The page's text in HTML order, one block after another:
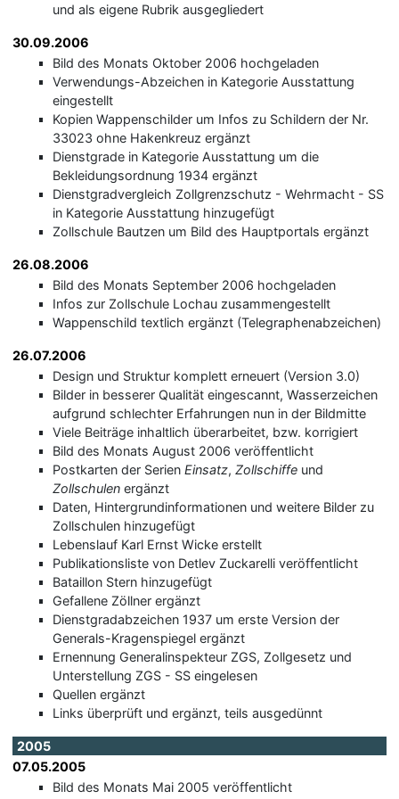
und als eigene Rubrik ausgegliedert
30.09.2006
Bild des Monats Oktober 2006 hochgeladen
Verwendungs-Abzeichen in Kategorie Ausstattung
eingestellt
Kopien Wappenschilder um Infos zu Schildern der Nr.
33023 ohne Hakenkreuz ergänzt
Dienstgrade in Kategorie Ausstattung um die
Bekleidungsordnung 1934 ergänzt
Dienstgradvergleich Zollgrenzschutz - Wehrmacht - SS
in Kategorie Ausstattung hinzugefügt
Zollschule Bautzen um Bild des Hauptportals ergänzt
26.08.2006
Bild des Monats September 2006 hochgeladen
Infos zur Zollschule Lochau zusammengestellt
Wappenschild textlich ergänzt (Telegraphenabzeichen)
26.07.2006
Design und Struktur komplett erneuert (Version 3.0)
Bilder in besserer Qualität eingescannt, Wasserzeichen
aufgrund schlechter Erfahrungen nun in der Bildmitte
Viele Beiträge inhaltlich überarbeitet, bzw. korrigiert
Bild des Monats August 2006 veröffentlicht
Postkarten der SerienEinsatz,Zollschiffe und
Zollschulen ergänzt
Daten, Hintergrundinformationen und weitere Bilder zu
Zollschulen hinzugefügt
Lebenslauf Karl Ernst Wicke erstellt
Publikationsliste von Detlev Zuckarelli veröffentlicht
Bataillon Stern hinzugefügt
Gefallene Zöllner ergänzt
Dienstgradabzeichen 1937 um erste Version der
Generals-Kragenspiegel ergänzt
Ernennung Generalinspekteur ZGS, Zollgesetz und
Unterstellung ZGS - SS eingelesen
Quellen ergänzt
Links überprüft und ergänzt, teils ausgedünnt
2005
07.05.2005
Bild des Monats Mai 2005 veröffentlicht